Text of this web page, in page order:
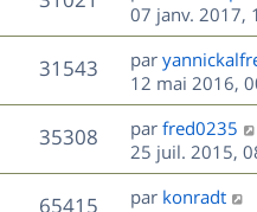
e
s
a
g
e
m
e
s
s
a
g
e
i
e
r
m
e
s
s
a
g
u
e
s
e
r
n
i
e
r
m
e
s
07 janv. 2017,
31543V
u
e
D
e
r
n
i
e
r
par
12 mai 2016,
35308V
u
D
e
r
n
par fred0235
25 juil. 2015,
65415V
D
par konradt